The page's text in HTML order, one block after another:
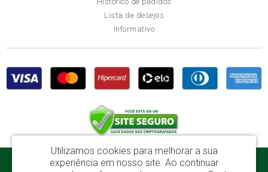
Lista de desejos
Informativo
Disba Móveis Salvador Ltda - CNPJ: 52.081.184/0001-65
Utilizamos cookies para melhorar a sua
experiência em nosso site. Ao continuar